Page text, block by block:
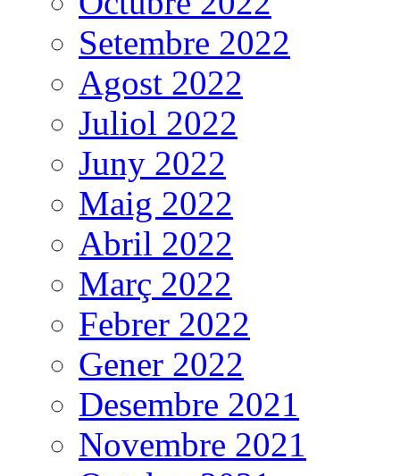
Setembre 2022
Agost 2022
Juliol 2022
Juny 2022
Maig 2022
Abril 2022
Març 2022
Febrer 2022
Gener 2022
Desembre 2021
Novembre 2021